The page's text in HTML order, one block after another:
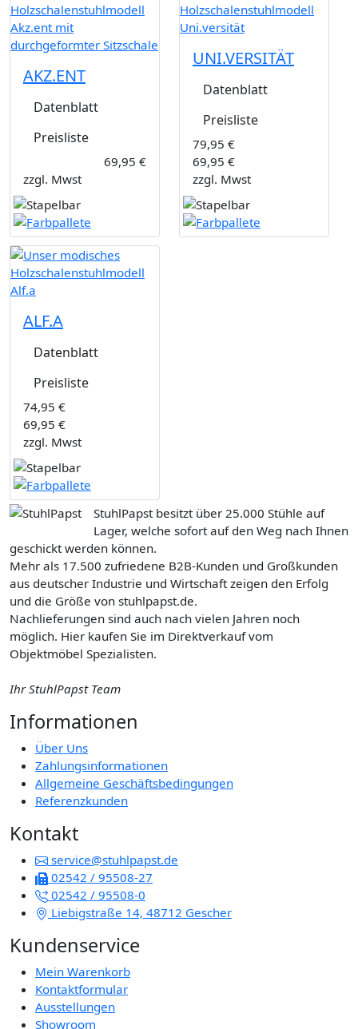
AKZ.ENT
Datenblatt
Preisliste
69,95 €
zzgl. Mwst
UNI.VERSITÄT
Datenblatt
Preisliste
79,95 €
69,95 €
zzgl. Mwst
ALF.A
Datenblatt
Preisliste
74,95 €
69,95 €
zzgl. Mwst
StuhlPapst besitzt über 25.000 Stühle auf
Lager, welche sofort auf den Weg nach Ihnen
geschickt werden können.
Mehr als 17.500 zufriedene B2B-Kunden und Großkunden
aus deutscher Industrie und Wirtschaft zeigen den Erfolg
und die Größe von stuhlpapst.de.
Nachlieferungen sind auch nach vielen Jahren noch
möglich. Hier kaufen Sie im Direktverkauf vom
Objektmöbel Spezialisten.
Ihr StuhlPapst Team
Informationen
Über Uns
Zahlungsinformationen
Allgemeine Geschäftsbedingungen
Referenzkunden
Kontakt
service@stuhlpapst.de
02542 / 95508-27
02542 / 95508-0
Liebigstraße 14, 48712 Gescher
Kundenservice
Mein Warenkorb
Kontaktformular
Ausstellungen
Showroom